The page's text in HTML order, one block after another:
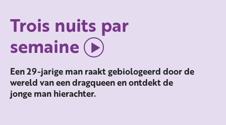
Trois nuits par
semaine
Een 29-jarige man raakt gebiologeerd door de
wereld van een dragqueen en ontdekt de
jonge man hierachter.